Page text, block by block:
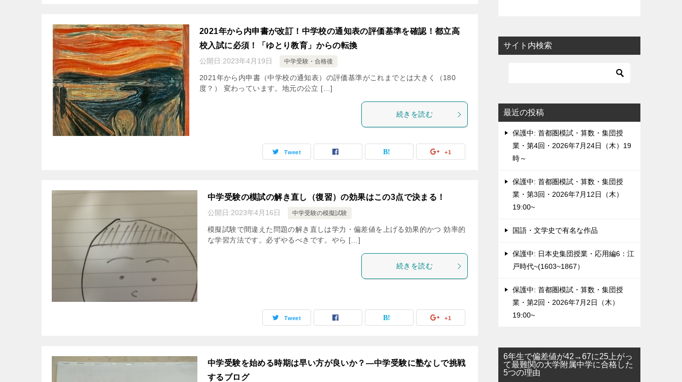
2021年から内申書が改訂！中学校の通知表の評価基準を確認！都立高
校入試に必須！「ゆとり教育」からの転換
公開日:2023年4月19日 中学受験・合格後
2021年から内申書（中学校の通知表）の評価基準がこれまでとは大きく（180
度？） 変わっています。地元の公立 […]
続きを読む
Tweet +1
中学受験の模試の解き直し（復習）の効果はこの3点で決まる！
公開日:2023年4月16日 中学受験の模擬試験
模擬試験で間違えた問題の解き直しは学力・偏差値を上げる効果的かつ 効率的
な学習方法です。必ずやるべきです。やら […]
続きを読む
Tweet +1
中学受験を始める時期は早い方が良いか？―中学受験に塾なしで挑戦
するブログ
サイト内検索
最近の投稿
保護中: 首都圏模試・算数・集団授
業・第4回・2026年7月24日（木）19
時～
保護中: 首都圏模試・算数・集団授
業・第3回・2026年7月12日（木）
19:00~
国語・文学史で有名な作品
保護中: 日本史集団授業・応用編6：江
戸時代~(1603~1867）
保護中: 首都圏模試・算数・集団授
業・第2回・2026年7月2日（木）
19:00~
6年生で偏差値が42→67に25上がっ
て最難関の大学附属中学に合格した
5つの理由